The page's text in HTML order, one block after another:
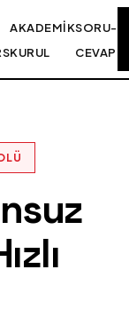
AKADEMIK
KURUL
SORU-
CEVAP